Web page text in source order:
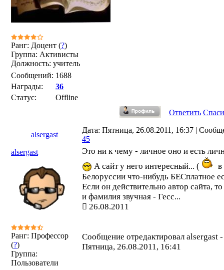
Ранг: Доцент (?)
Группа: Активисты
Должность: учитель
Сообщений: 1688
Награды:
36
Статус:
Offline
Ответить
alsergast
Дата: Пятница, 26.08.2011, 16:37 |
45
alsergast
Ранг: Профессор
(?)
Группа:
Пользователи
Это ни к чему - личное оно и есть
А сайт у него интересный... (
в
Белоруссии что-нибудь БЕСплатное
Если он действительно автор сайта,
и фамилия звучная - Гесс...
26.08.2011
Сообщение отредактировал alsergast -
Пятница, 26.08.2011, 16:41